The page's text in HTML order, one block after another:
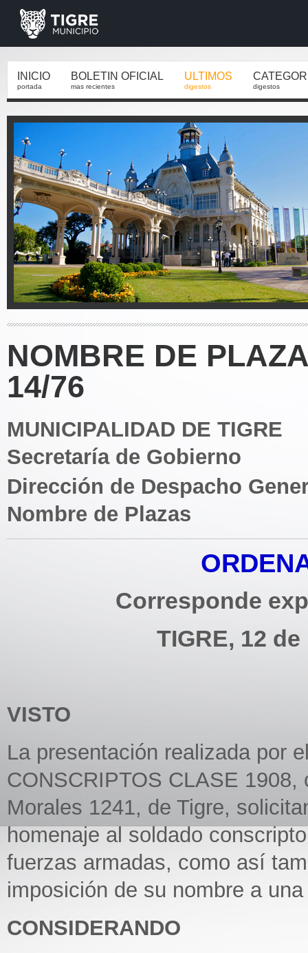
INICIO
portada
BOLETIN OFICIAL
mas recientes
ULTIMOS
digestos digestos
NOMBRE DE
14/76
MUNICIPALIDAD DE TIGRE
Secretaría de Gobierno
Dirección de Despacho
Nombre de Plazas
Corresponde
TIGRE, 12
VISTO
La presentación realizada por
CONSCRIPTOS CLASE
Morales 1241, de Tigre,
homenaje al soldado
fuerzas armadas, como así
imposición de su nombre a
CONSIDERANDO